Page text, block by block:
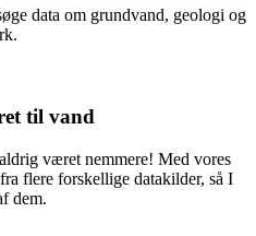
data om grundvand, geologi og
til vand
været nemmere! Med vores
flere forskellige datakilder, så I
dem.